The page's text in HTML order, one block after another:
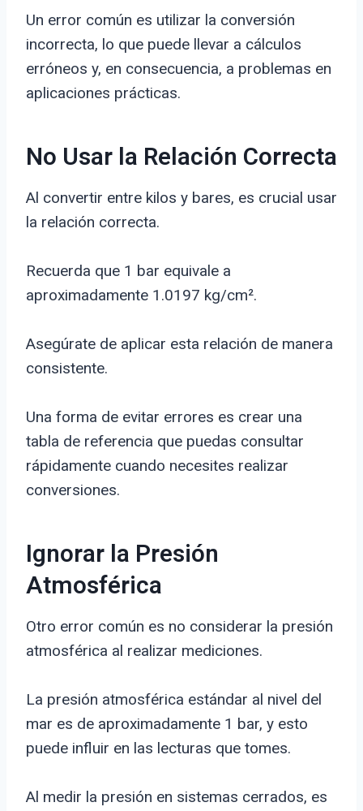
Un error común es utilizar la conversión
incorrecta, lo que puede llevar a cálculos
erróneos y, en consecuencia, a problemas en
aplicaciones prácticas.
No Usar la Relación Correcta
Al convertir entre kilos y bares, es crucial usar
la relación correcta.
Recuerda que 1 bar equivale a
aproximadamente 1.0197 kg/cm².
Asegúrate de aplicar esta relación de manera
consistente.
Una forma de evitar errores es crear una
tabla de referencia que puedas consultar
rápidamente cuando necesites realizar
conversiones.
Ignorar la Presión
Atmosférica
Otro error común es no considerar la presión
atmosférica al realizar mediciones.
La presión atmosférica estándar al nivel del
mar es de aproximadamente 1 bar, y esto
puede influir en las lecturas que tomes.
Al medir la presión en sistemas cerrados, es